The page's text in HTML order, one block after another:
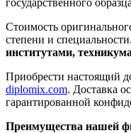
Стоимость
степени и
институтами,
Приобрести настоящий
diplomix.com. Доставка
гарантированной
Преимущества нашей